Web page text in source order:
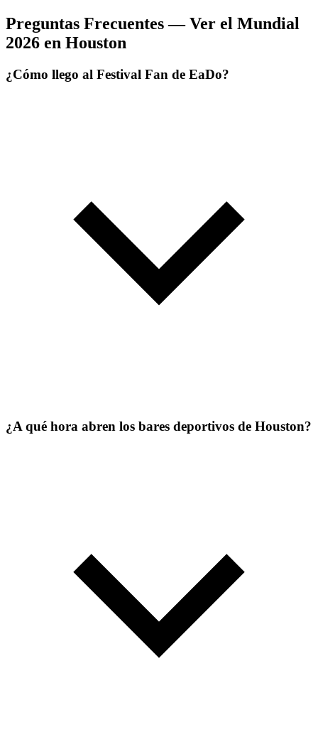
Preguntas Frecuentes — Ver el Mundial
2026 en Houston
¿Cómo llego al Festival Fan de EaDo?
¿A qué hora abren los bares deportivos de Houston?